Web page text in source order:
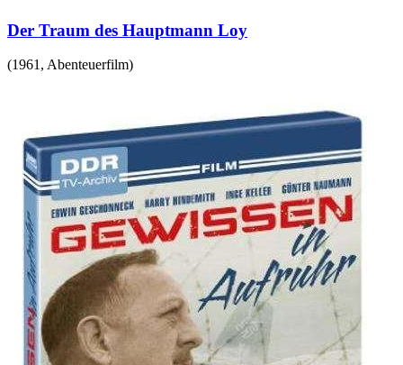
Der Traum des Hauptmann Loy
(1961, Abenteuerfilm)